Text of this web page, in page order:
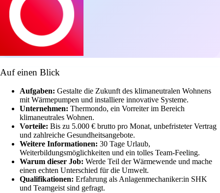
Auf einen Blick
Aufgaben: Gestalte die Zukunft des klimaneutralen Wohnens
mit Wärmepumpen und installiere innovative Systeme.
Unternehmen: Thermondo, ein Vorreiter im Bereich
klimaneutrales Wohnen.
Vorteile: Bis zu 5.000 € brutto pro Monat, unbefristeter Vertrag
und zahlreiche Gesundheitsangebote.
Weitere Informationen: 30 Tage Urlaub,
Weiterbildungsmöglichkeiten und ein tolles Team-Feeling.
Warum dieser Job: Werde Teil der Wärmewende und mache
einen echten Unterschied für die Umwelt.
Qualifikationen: Erfahrung als Anlagenmechaniker:in SHK
und Teamgeist sind gefragt.